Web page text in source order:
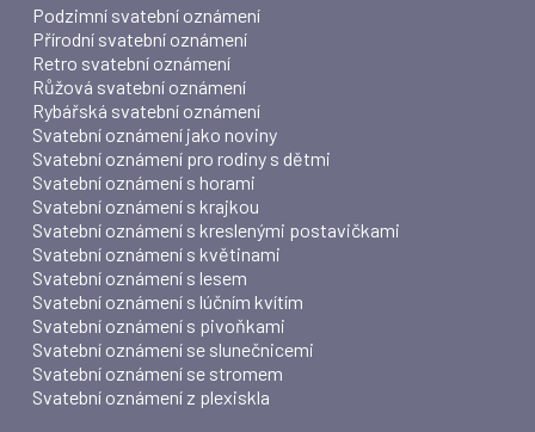
Podzimní svatební oznámení
Přírodní svatební oznámení
Retro svatební oznámení
Růžová svatební oznámení
Rybářská svatební oznámení
Svatební oznámení jako noviny
Svatební oznámení pro rodiny s dětmi
Svatební oznámení s horami
Svatební oznámení s krajkou
Svatební oznámení s kreslenými postavičkami
Svatební oznámení s květinami
Svatební oznámení s lesem
Svatební oznámení s lúčním kvítím
Svatební oznámení s pivoňkami
Svatební oznámení se slunečnicemi
Svatební oznámení se stromem
Svatební oznámení z plexiskla